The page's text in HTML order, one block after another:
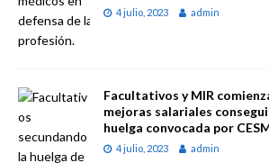
4 julio, 2023 admin
Facultativos y MIR
mejoras salariales
huelga convocada por
4 julio, 2023 admin